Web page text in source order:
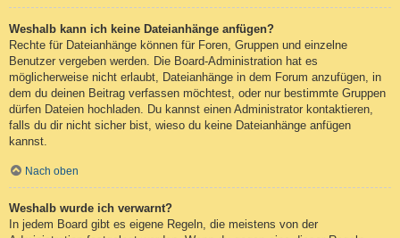
Weshalb kann ich keine Dateianhänge anfügen?
Rechte für Dateianhänge können für Foren, Gruppen und einzelne
Benutzer vergeben werden. Die Board-Administration hat es
möglicherweise nicht erlaubt, Dateianhänge in dem Forum anzufügen, in
dem du deinen Beitrag verfassen möchtest, oder nur bestimmte Gruppen
dürfen Dateien hochladen. Du kannst einen Administrator kontaktieren,
falls du dir nicht sicher bist, wieso du keine Dateianhänge anfügen
kannst.
Nach oben
Weshalb wurde ich verwarnt?
In jedem Board gibt es eigene Regeln, die meistens von der